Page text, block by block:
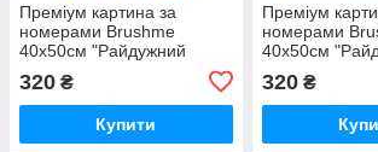
Преміум картина за
номерами Brushme
40x50см "Райдужний
320 ₴
Купити
Преміум
номерами
40x50см
320₴